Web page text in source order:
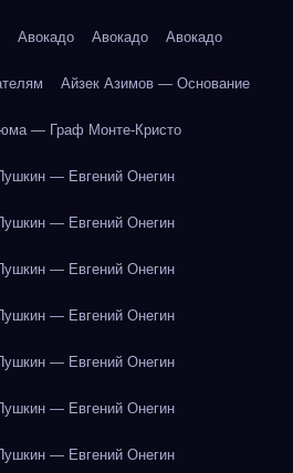
Авокадо Авокадо Авокадо
Айзек Азимов — Основание
— Граф Монте-Кристо
— Евгений Онегин
— Евгений Онегин
— Евгений Онегин
— Евгений Онегин
— Евгений Онегин
— Евгений Онегин
— Евгений Онегин